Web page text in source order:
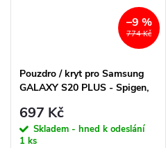
774 Kč
–9 %
Pouzdro / kryt pro Samsung
GALAXY S20 PLUS - Spigen,
697 Kč
Skladem - hned k odeslání
1 ks